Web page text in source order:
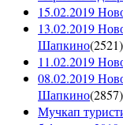
15.02.2019
13.02.2019
Шапкино(2521)
11.02.2019
08.02.2019
Шапкино(2857)
Мучкап